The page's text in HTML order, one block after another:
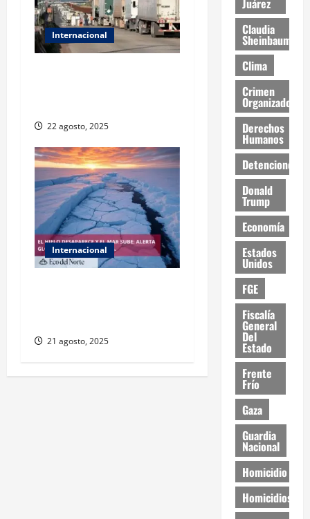
Internacional
22 agosto, 2025
Internacional
21 agosto, 2025
Juárez
Claudia
Sheinbaum
Clima
Crimen
Organizado
Derechos
Humanos
Detenciones
Donald
Trump
Economía
Estados
Unidos
FGE
Fiscalía
General
Del
Estado
Frente
Frío
Gaza
Guardia
Nacional
Homicidio
Homicidios